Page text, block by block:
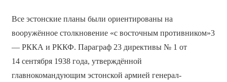
Все эстонские планы были ориентированы на
вооружённое столкновение «с восточным противником»3
— РККА и РККФ. Параграф 23 директивы № 1 от
14 сентября 1938 года, утверждённой
главнокомандующим эстонской армией генерал-